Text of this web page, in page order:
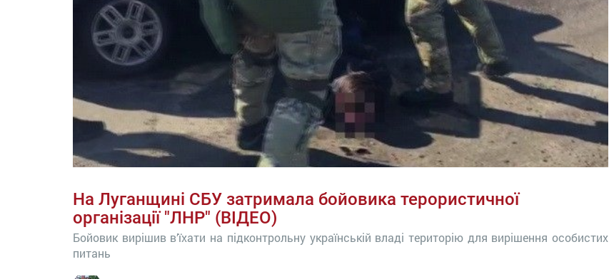
На Луганщині СБУ затримала бойовика терористичної
організації "ЛНР" (ВІДЕО)
Бойовик вирішив в’їхати на підконтрольну українській владі територію для вирішення особистих
питань